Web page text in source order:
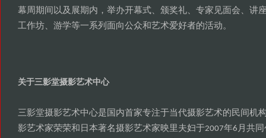
幕周期间以及展期内 ， 举办开幕式、 颁奖礼、 专家见面会 、 讲
工作坊、 游学等一系列面向公众和艺术爱好者的活动。
关于三影堂摄影艺术中心
三影堂摄影艺术中心是国内首家专注于当代摄影艺术的民间机
影艺术家荣荣和日本著名摄影艺术家映里夫妇于2007年6 月共